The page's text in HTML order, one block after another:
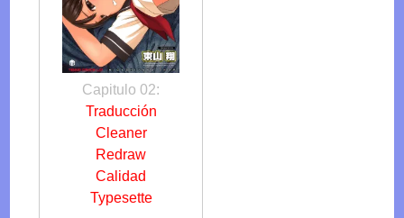
Capitulo 02:
Traducción
Cleaner
Redraw
Calidad
Typesette